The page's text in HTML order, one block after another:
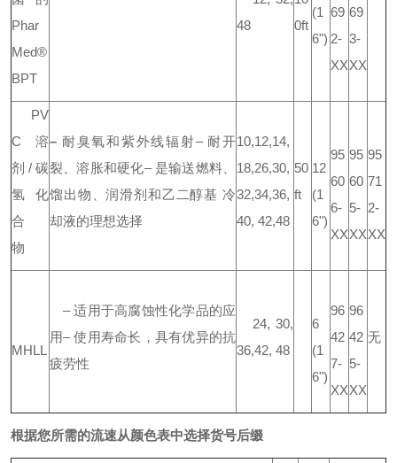
Phar
Med®
BPT
48
0ft
(1
6")
69
2-
XX
69
3-
XX
PV
C 溶
剂/碳
氢化
合
物
– 耐臭氧和紫外线辐射–耐开
裂、溶胀和硬化–是输送燃料、
馏出物、润滑剂和乙二醇基 冷
却液的理想选择
10,12,14,
18,26,30,
32,34,36,
40, 42,48
50
ft
12
(1
6")
95
60
6-
XX
95
60
5-
XX
95
71
2-
XX
MHLL
–适用于高腐蚀性化学品的应
用–使用寿命长，具有优异的抗
疲劳性
24, 30,
36,42, 48
6
(1
6")
96
42
7-
XX
96
42
5-
XX
无
根据您所需的流速从颜色表中选择货号后缀